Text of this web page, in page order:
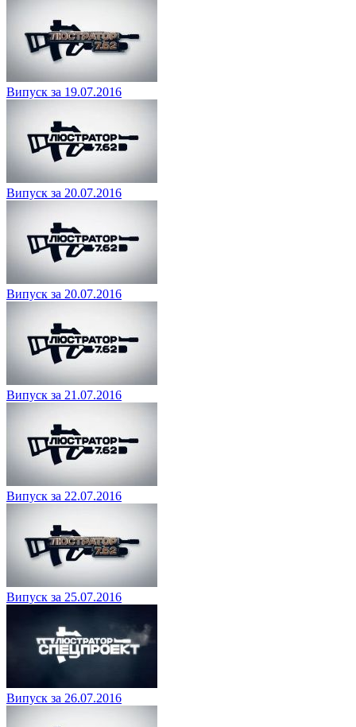
Випуск за 19.07.2016
Випуск за 20.07.2016
Випуск за 20.07.2016
Випуск за 21.07.2016
Випуск за 22.07.2016
Випуск за 25.07.2016
Випуск за 26.07.2016